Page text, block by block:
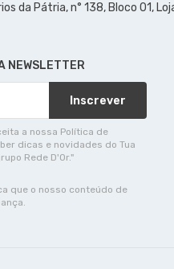
da Pátria, n° 138, Bloco 01,
NEWSLETTER
Inscrever
a nossa Política de
dicas e novidades do Tua
Rede D'Or."
que o nosso conteúdo de